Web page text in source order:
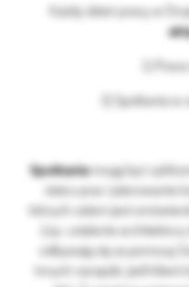
Spotkaniamogą być
których celem jest
(np. ustalenie
odbywają się za pomocą
innych narzędzi, jeśli klient